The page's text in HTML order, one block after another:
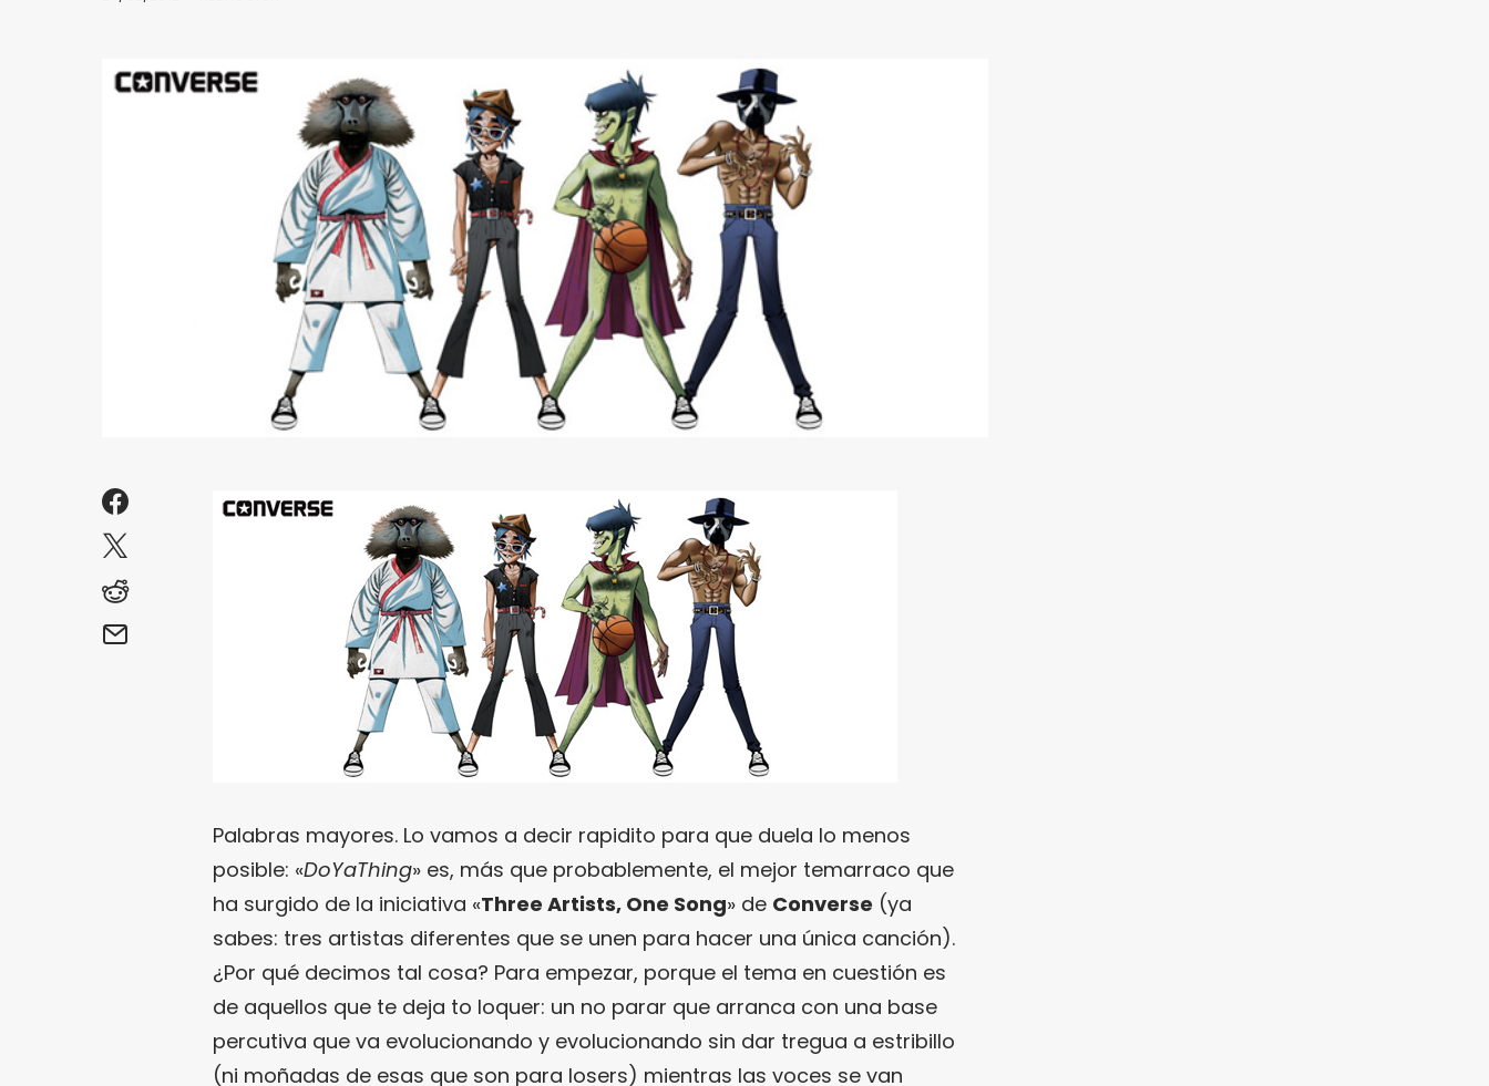
Palabras mayores. Lo vamos a decir rapidito para que duela lo menos
posible: «DoYaThing» es, más que probablemente, el mejor temarraco que
ha surgido de la iniciativa «Three Artists, One Song» de Converse (ya
sabes: tres artistas diferentes que se unen para hacer una única canción).
¿Por qué decimos tal cosa? Para empezar, porque el tema en cuestión es
de aquellos que te deja to loquer: un no parar que arranca con una base
percutiva que va evolucionando y evolucionando sin dar tregua a estribillo
(ni moñadas de esas que son para losers) mientras las voces se van